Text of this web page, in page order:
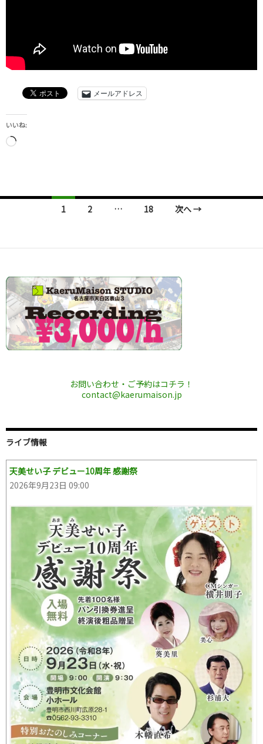
メールアドレス
いいね:
読
中…
ナ
ゲ
ー
シ
ョ
1 2 … 18 次へ →
お問い合わせ・ご予約はコチラ！
contact@kaerumaison.jp
ライブ情報
天美せい子 デビュー10周年 感謝祭
2026年9月23日 09:00